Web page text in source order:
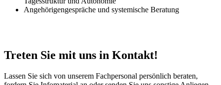
Angehörigengespräche und systemische Beratung
Treten Sie mit uns in Kontakt!
Lassen Sie sich von unserem Fachpersonal persönlich beraten,